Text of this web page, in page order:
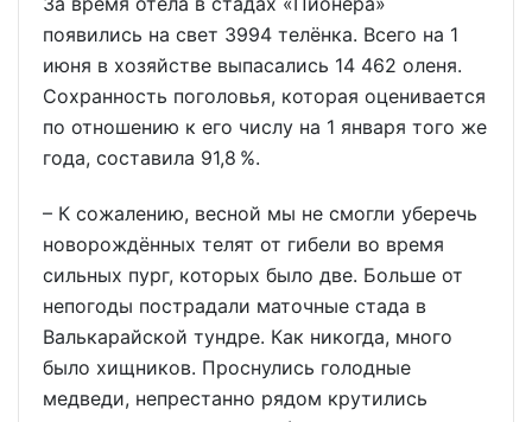
появились на свет 3994 телёнка. Всего на 1
июня в хозяйстве выпасались 14 462 оленя.
Сохранность поголовья, которая оценивается
по отношению к его числу на 1 января того же
года, составила 91,8 %.
– К сожалению, весной мы не смогли уберечь
новорождённых телят от гибели во время
сильных пург, которых было две. Больше от
непогоды пострадали маточные стада в
Валькарайской тундре. Как никогда, много
было хищников. Проснулись голодные
медведи, непрестанно рядом крутились